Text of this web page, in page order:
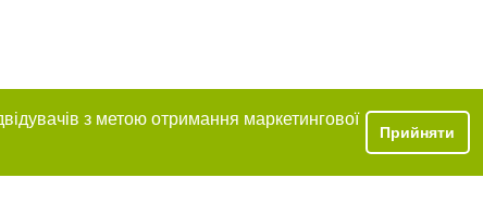
з метою отримання маркетингової
Прийняти